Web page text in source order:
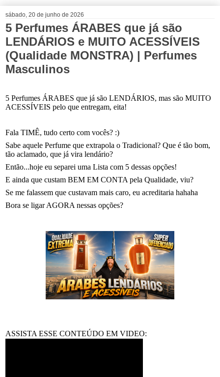
sábado, 20 de junho de 2026
5 Perfumes ÁRABES que já são
LENDÁRIOS e MUITO ACESSÍVEIS
(Qualidade MONSTRA) | Perfumes
Masculinos
5 Perfumes ÁRABES que já são LENDÁRIOS, mas são MUITO
ACESSÍVEIS pelo que entregam, eita!
Fala TIMÊ, tudo certo com vocês? :)
Sabe aquele Perfume que extrapola o Tradicional? Que é tão bom,
tão aclamado, que já vira lendário?
Então...hoje eu separei uma Lista com 5 dessas opções!
E ainda que custam BEM EM CONTA pela Qualidade, viu?
Se me falassem que custavam mais caro, eu acreditaria hahaha
Bora se ligar AGORA nessas opções?
ASSISTA ESSE CONTEÚDO EM VIDEO: